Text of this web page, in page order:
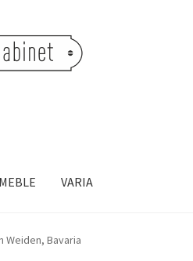
MEBLE VARIA
Weiden, Bavaria